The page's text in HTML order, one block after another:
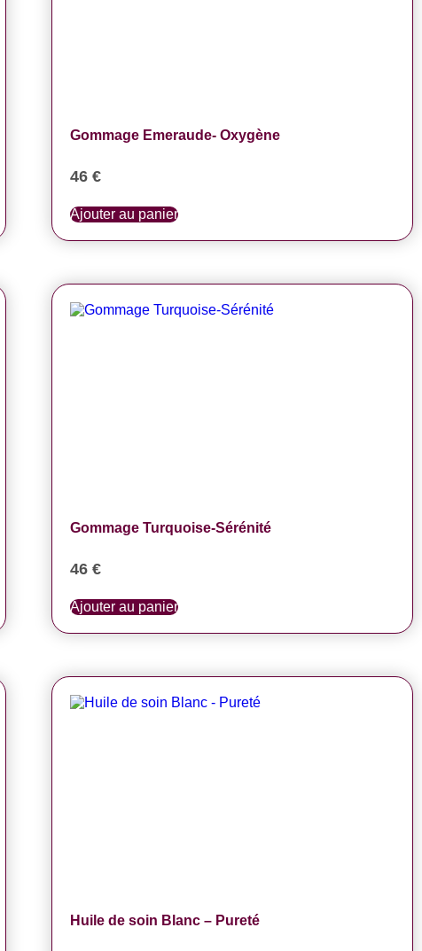
Gommage Emeraude- Oxygène
46 €
Ajouter au panier
Gommage Turquoise-Sérénité
46 €
Ajouter au panier
Huile de soin Blanc – Pureté